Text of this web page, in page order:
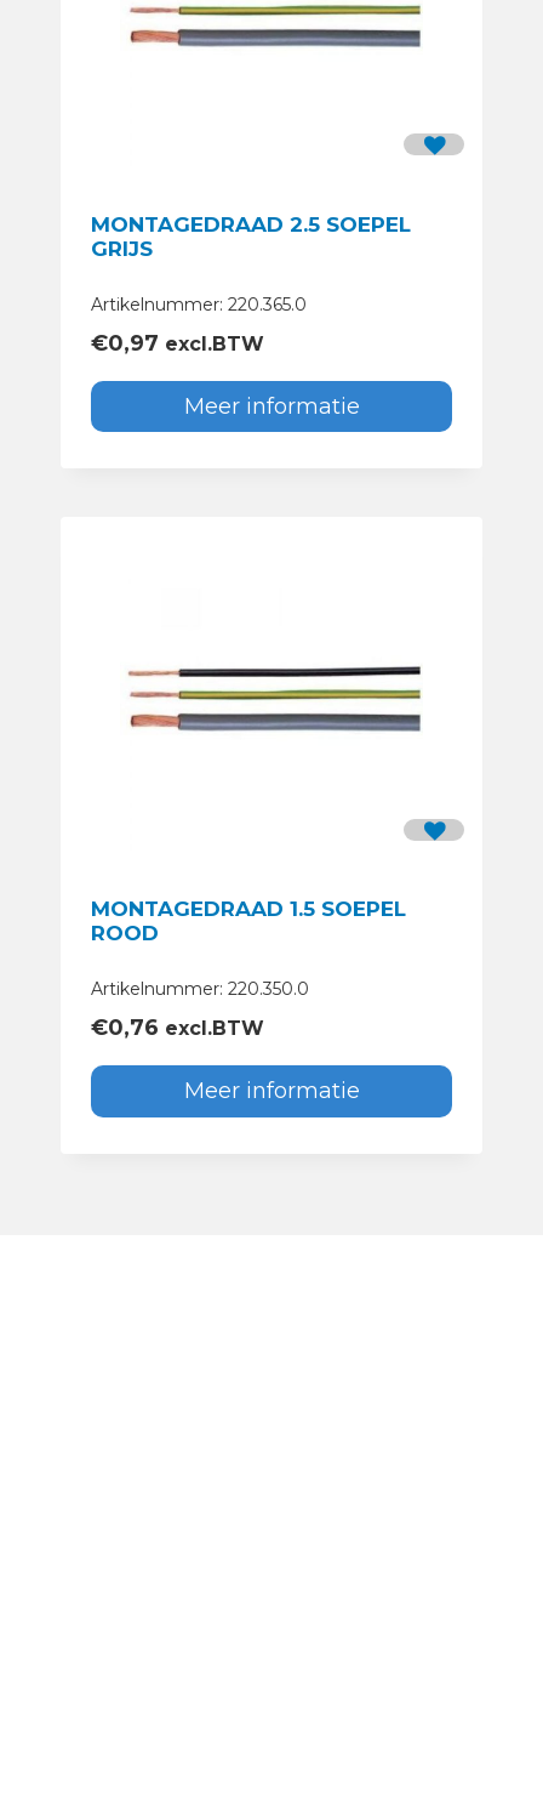
MONTAGEDRAAD 2.5 SOEPEL
GRIJS
Artikelnummer: 220.365.0
€0,97 excl.BTW
Meer informatie
MONTAGEDRAAD 1.5 SOEPEL
ROOD
Artikelnummer: 220.350.0
€0,76 excl.BTW
Meer informatie